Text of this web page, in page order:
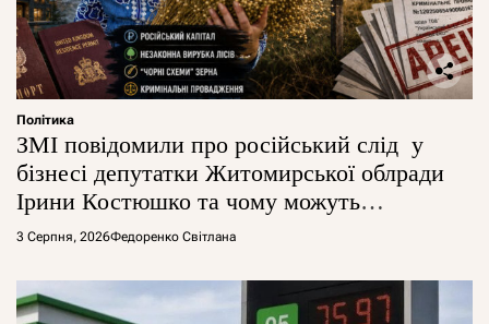
Політика
ЗМІ повідомили про російський слід у
бізнесі депутатки Житомирської облради
Ірини Костюшко та чому можуть
арештувати її активи
3 Серпня, 2026Федоренко Світлана